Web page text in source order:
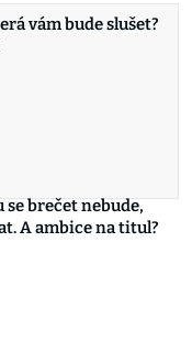
vám bude slušet?
brečet nebude,
A ambice na titul?